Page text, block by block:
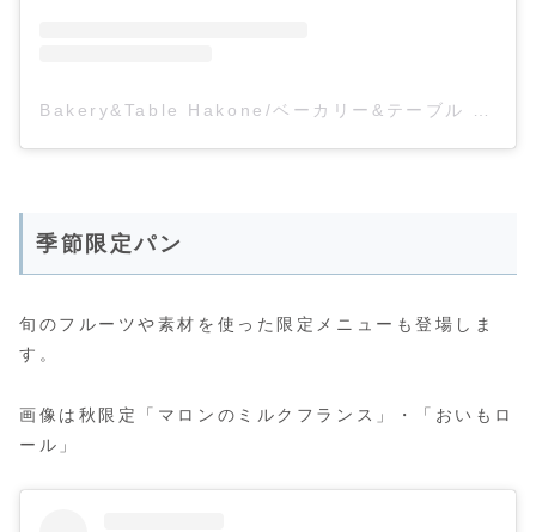
Bakery&Table Hakone/ベーカリー&テーブル 箱根(@bakeryandtable_hakone)がシェアした投稿
季節限定パン
旬のフルーツや素材を使った限定メニューも登場しま
す。
画像は秋限定「マロンのミルクフランス」・「おいもロ
ール」